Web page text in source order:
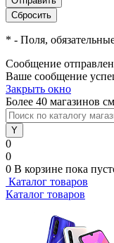
* - Поля,
Сообщение
Ваше сообщение
Закрыть окно
Более 40 магазинов
0
0
0 В корзине пока
Каталог товаров
Каталог товаров